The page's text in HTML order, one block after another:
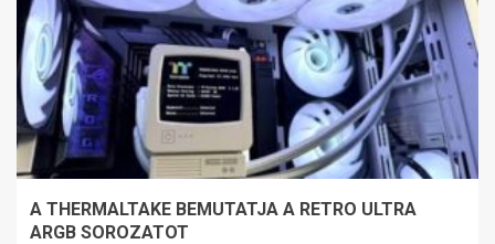
A THERMALTAKE BEMUTATJA A RETRO ULTRA
ARGB SOROZATOT